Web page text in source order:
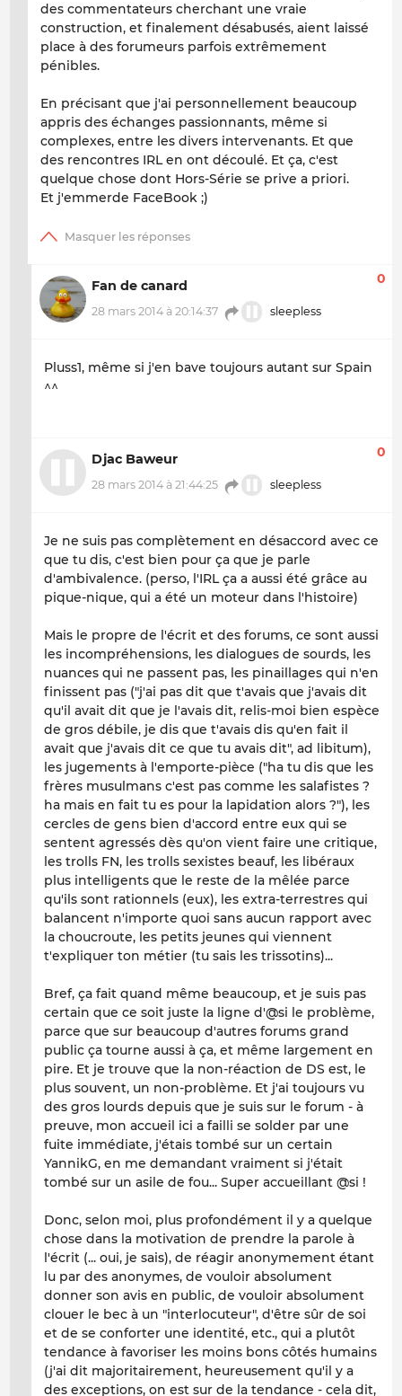
des commentateurs cherchant une vraie
construction, et finalement désabusés, aient laissé
place à des forumeurs parfois extrêmement
pénibles.
En précisant que j'ai personnellement beaucoup
appris des échanges passionnants, même si
complexes, entre les divers intervenants. Et que
des rencontres IRL en ont découlé. Et ça, c'est
quelque chose dont Hors-Série se prive a priori.
Et j'emmerde FaceBook ;)
Fan de canard
28 mars 2014 à 20:14:37 sleepless
0
Pluss1, même si j'en bave toujours autant sur Spain
^^
Djac Baweur
28 mars 2014 à 21:44:25 sleepless
0
Je ne suis pas complètement en désaccord avec ce
que tu dis, c'est bien pour ça que je parle
d'ambivalence. (perso, l'IRL ça a aussi été grâce au
pique-nique, qui a été un moteur dans l'histoire)
Mais le propre de l'écrit et des forums, ce sont aussi
les incompréhensions, les dialogues de sourds, les
nuances qui ne passent pas, les pinaillages qui n'en
finissent pas ("j'ai pas dit que t'avais que j'avais dit
qu'il avait dit que je l'avais dit, relis-moi bien espèce
de gros débile, je dis que t'avais dis qu'en fait il
avait que j'avais dit ce que tu avais dit", ad libitum),
les jugements à l'emporte-pièce ("ha tu dis que les
frères musulmans c'est pas comme les salafistes ?
ha mais en fait tu es pour la lapidation alors ?"), les
cercles de gens bien d'accord entre eux qui se
sentent agressés dès qu'on vient faire une critique,
les trolls FN, les trolls sexistes beauf, les libéraux
plus intelligents que le reste de la mêlée parce
qu'ils sont rationnels (eux), les extra-terrestres qui
balancent n'importe quoi sans aucun rapport avec
la choucroute, les petits jeunes qui viennent
t'expliquer ton métier (tu sais les trissotins)...
Bref, ça fait quand même beaucoup, et je suis pas
certain que ce soit juste la ligne d'@si le problème,
parce que sur beaucoup d'autres forums grand
public ça tourne aussi à ça, et même largement en
pire. Et je trouve que la non-réaction de DS est, le
plus souvent, un non-problème. Et j'ai toujours vu
des gros lourds depuis que je suis sur le forum - à
preuve, mon accueil ici a failli se solder par une
fuite immédiate, j'étais tombé sur un certain
YannikG, en me demandant vraiment si j'était
tombé sur un asile de fou... Super accueillant @si !
Donc, selon moi, plus profondément il y a quelque
chose dans la motivation de prendre la parole à
l'écrit (... oui, je sais), de réagir anonymement étant
lu par des anonymes, de vouloir absolument
donner son avis en public, de vouloir absolument
clouer le bec à un "interlocuteur", d'être sûr de soi
et de se conforter une identité, etc., qui a plutôt
tendance à favoriser les moins bons côtés humains
(j'ai dit majoritairement, heureusement qu'il y a
des exceptions, on est sur de la tendance - cela dit,